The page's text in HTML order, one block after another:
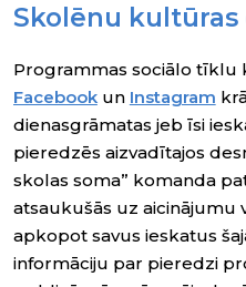
Skolēnu
Programmas sociālo tīklu
Facebookun Instagram
dienasgrāmatas jeb īsi
pieredzēs aizvadītajos
skolas soma” komanda
atsaukušās uz aicinājumu
apkopot savus ieskatus
informāciju par pieredzi